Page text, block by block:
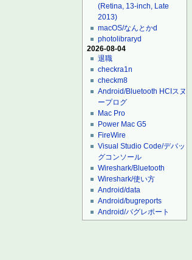
(Retina, 13-inch, Late
2013)
macOS/なんとかd
photolibraryd
2026-08-04
退職
checkra1n
checkm8
Android/Bluetooth HCIスヌ
ープログ
Mac Pro
Power Mac G5
FireWire
Visual Studio Code/デバッ
グコンソール
Wireshark/Bluetooth
Wireshark/使い方
Android/data
Android/bugreports
Android/バグレポート